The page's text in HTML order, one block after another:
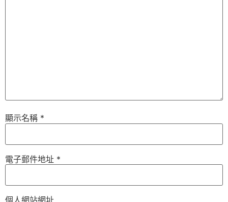
顯示名稱 *
電子郵件地址 *